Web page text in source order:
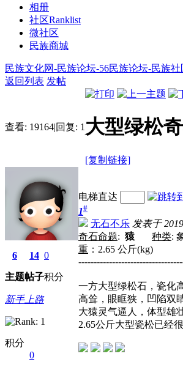
相册
社区Ranklist
微社区
民族商城
民族文化网-民族论坛-56民族论坛-民族社
返回列表 发帖
查看: 19164|回复: 1 大型绿松
[复制链接]
6
主题
14
帖子
0
积分
新手上路
积分
0
电梯直达
1#
无石不乐 发表于
奇石命题: 猿 种类:
重 ： 2.65 公斤(kg)
一方大型绿松石，瓷化
高耸，眼眶狭，凹陷双
大猿灵气逼人，体型雄
2.65公斤大型瓷松已经